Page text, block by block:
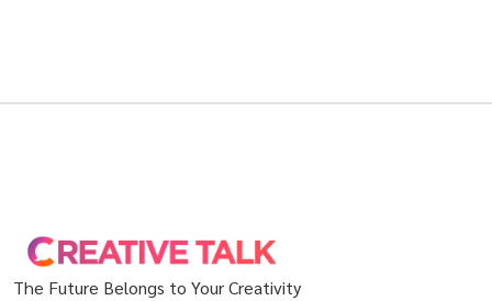
The Future Belongs to Your Creativity